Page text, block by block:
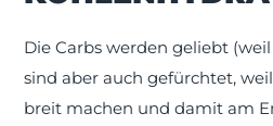
Die Carbs werden geliebt
sind aber auch gefürchtet,
breit machen und damit am